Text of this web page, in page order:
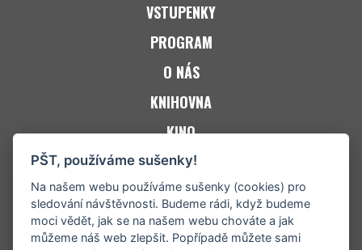
VSTUPENKY
PROGRAM
O NÁS
KNIHOVNA
KINO
ZPRAVODAJ JACKi
KONTAKT
PŠT, používáme sušenky!
Na našem webu používáme sušenky (cookies) pro
sledování návštěvnosti. Budeme rádi, když budeme
moci vědět, jak se na našem webu chováte a jak
můžeme náš web zlepšit. Popřípadě můžete sami